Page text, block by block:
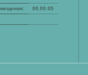
00.00.05